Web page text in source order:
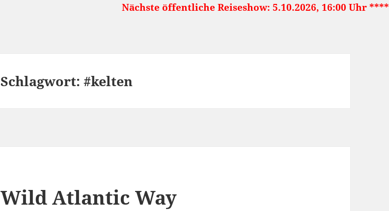
Nächste öffentliche Reiseshow: 5.10.2026, 16:00 Uhr ***** Japan:
Schlagwort:#kelten
Wild Atlantic Way